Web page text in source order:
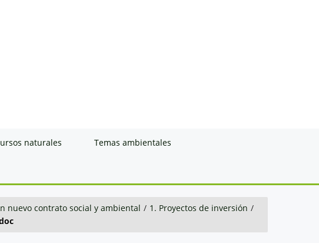
naturales Temas ambientales
nuevo contrato social y ambiental / 1. Proyectos de inversión /